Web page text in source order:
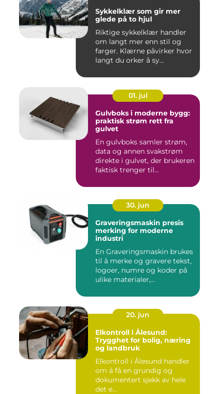
Sykkelklær som gir mer
glede på to hjul
Riktige sykkelklær handler
om langt mer enn stil og
farger. Klærne påvirker hvor
langt du orker å sy...
01. jul
Gulvboks i moderne bygg:
praktisk strøm rett fra
gulvet
En gulvboks samler strøm,
data og annen svakstrøm
direkte i gulvet, der brukeren
faktisk trenger til...
30. jun
Graveringsmaskin presis
merking for moderne
industri
En Graveringsmaskin brukes
til å merke og gravere tekst,
logoer, numre og koder på
ulike materialer,...
20. jun
Elkontroll i Ålesund:
Trygghet for bolig, næring
og landbruk
Elkontroll i Ålesund handler
om å få en grundig og
dokumentert sjekk av hele
det e...